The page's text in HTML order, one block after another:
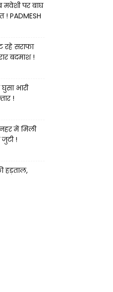
मवेशी पर बाघ
PADMESH
रहे सराफा
बदमाश !
भारी
!
में मिली
!
हड़ताल,